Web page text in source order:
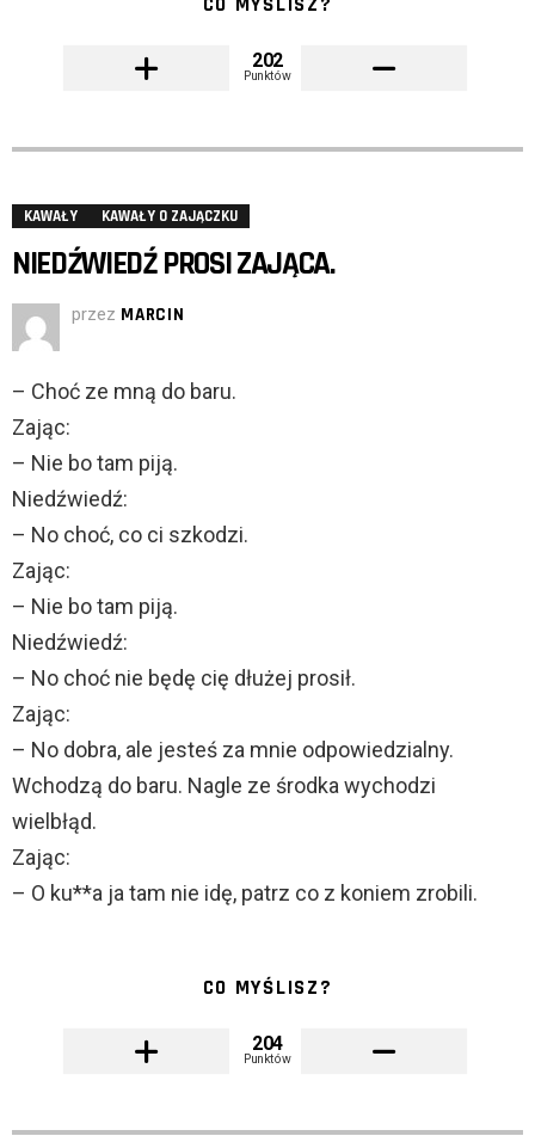
202
Punktów
KAWAŁY KAWAŁY O ZAJĄCZKU
NIEDŹWIEDŹ PROSI ZAJĄCA.
przez MARCIN
– Choć ze mną do baru.
Zając:
– Nie bo tam piją.
Niedźwiedź:
– No choć, co ci szkodzi.
Zając:
– Nie bo tam piją.
Niedźwiedź:
– No choć nie będę cię dłużej prosił.
Zając:
– No dobra, ale jesteś za mnie odpowiedzialny.
Wchodzą do baru. Nagle ze środka wychodzi
wielbłąd.
Zając:
– O ku**a ja tam nie idę, patrz co z koniem zrobili.
CO MYŚLISZ?
204
Punktów